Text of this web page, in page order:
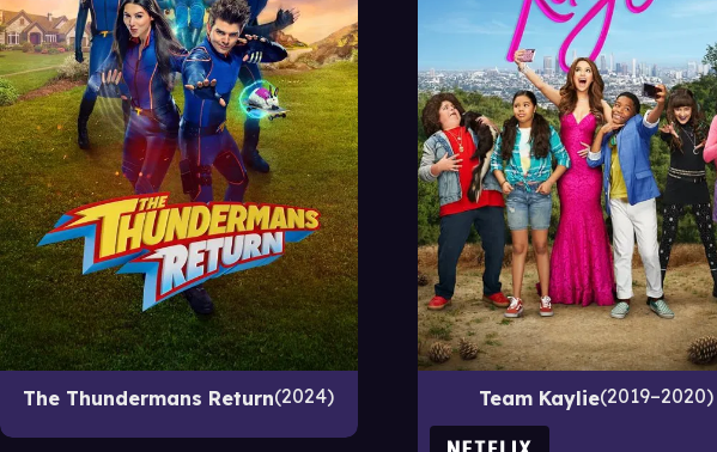
The Thundermans Return 2024 Team Kaylie 2019–2020